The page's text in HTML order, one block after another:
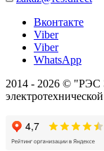
Вконтакте
Viber
Viber
WhatsApp
2014 - 2026 © "РЭС